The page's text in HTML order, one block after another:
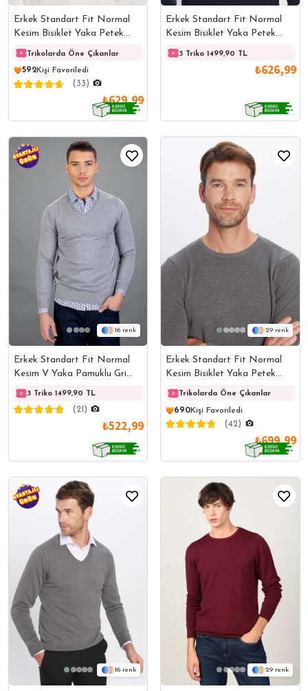
Erkek Standart Fit Normal
Kesim Bisiklet Yaka Petek
Desenli Beyaz Triko Kazak
Trikolarda Öne Çıkanlar Trikolarda Öne Çıkanlar
592Kişi Favoriledi
(33)
₺629,99
Erkek Standart Fit Normal
Kesim Bisiklet Yaka Petek
Desenli Lacivert Triko Kazak
3 Triko 1499,90 TL
₺626,99
16
Erkek Standart Fit Normal
Kesim V Yaka Pamuklu Gri
Triko Kazak
3 Triko 1499,90 TL 3 Triko 1499,90 TL
(21)
₺522,99
29
Erkek Standart Fit Normal
Kesim Bisiklet Yaka Petek
Desenli Gri Triko Kazak
Trikolarda Öne Çıkanlar
690Kişi Favoriledi
(42)
₺699,99
16 29